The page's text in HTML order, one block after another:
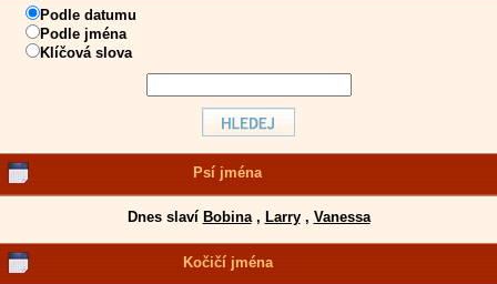
Podle datumu
Podle jména
Klíčová slova
Psí jména
Dnes slaví Bobina, Larry, Vanessa
Kočičí jména